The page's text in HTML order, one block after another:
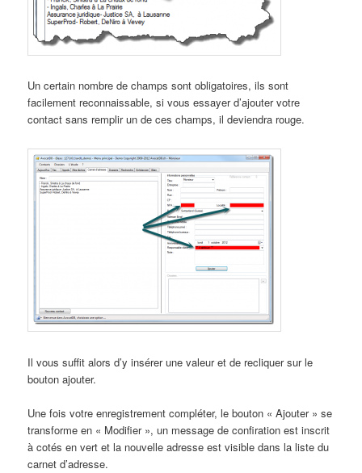
Un certain nombre de champs sont obligatoires, ils sont
facilement reconnaissable, si vous essayer d’ajouter votre
contact sans remplir un de ces champs, il deviendra rouge.
Il vous suffit alors d’y insérer une valeur et de recliquer sur le
bouton ajouter.
Une fois votre enregistrement compléter, le bouton « Ajouter » se
transforme en « Modifier », un message de confiration est inscrit
à cotés en vert et la nouvelle adresse est visible dans la liste du
carnet d’adresse.